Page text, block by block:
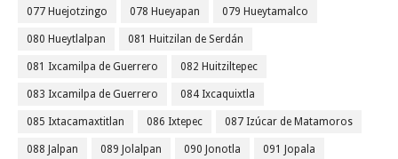
077 Huejotzingo 078 Hueyapan 079 Hueytamalco
080 Hueytlalpan 081 Huitzilan de Serdán
081 Ixcamilpa de Guerrero 082 Huitziltepec
083 Ixcamilpa de Guerrero 084 Ixcaquixtla
085 Ixtacamaxtitlan 086 Ixtepec 087 Izúcar de Matamoros
088 Jalpan 089 Jolalpan 090 Jonotla 091 Jopala